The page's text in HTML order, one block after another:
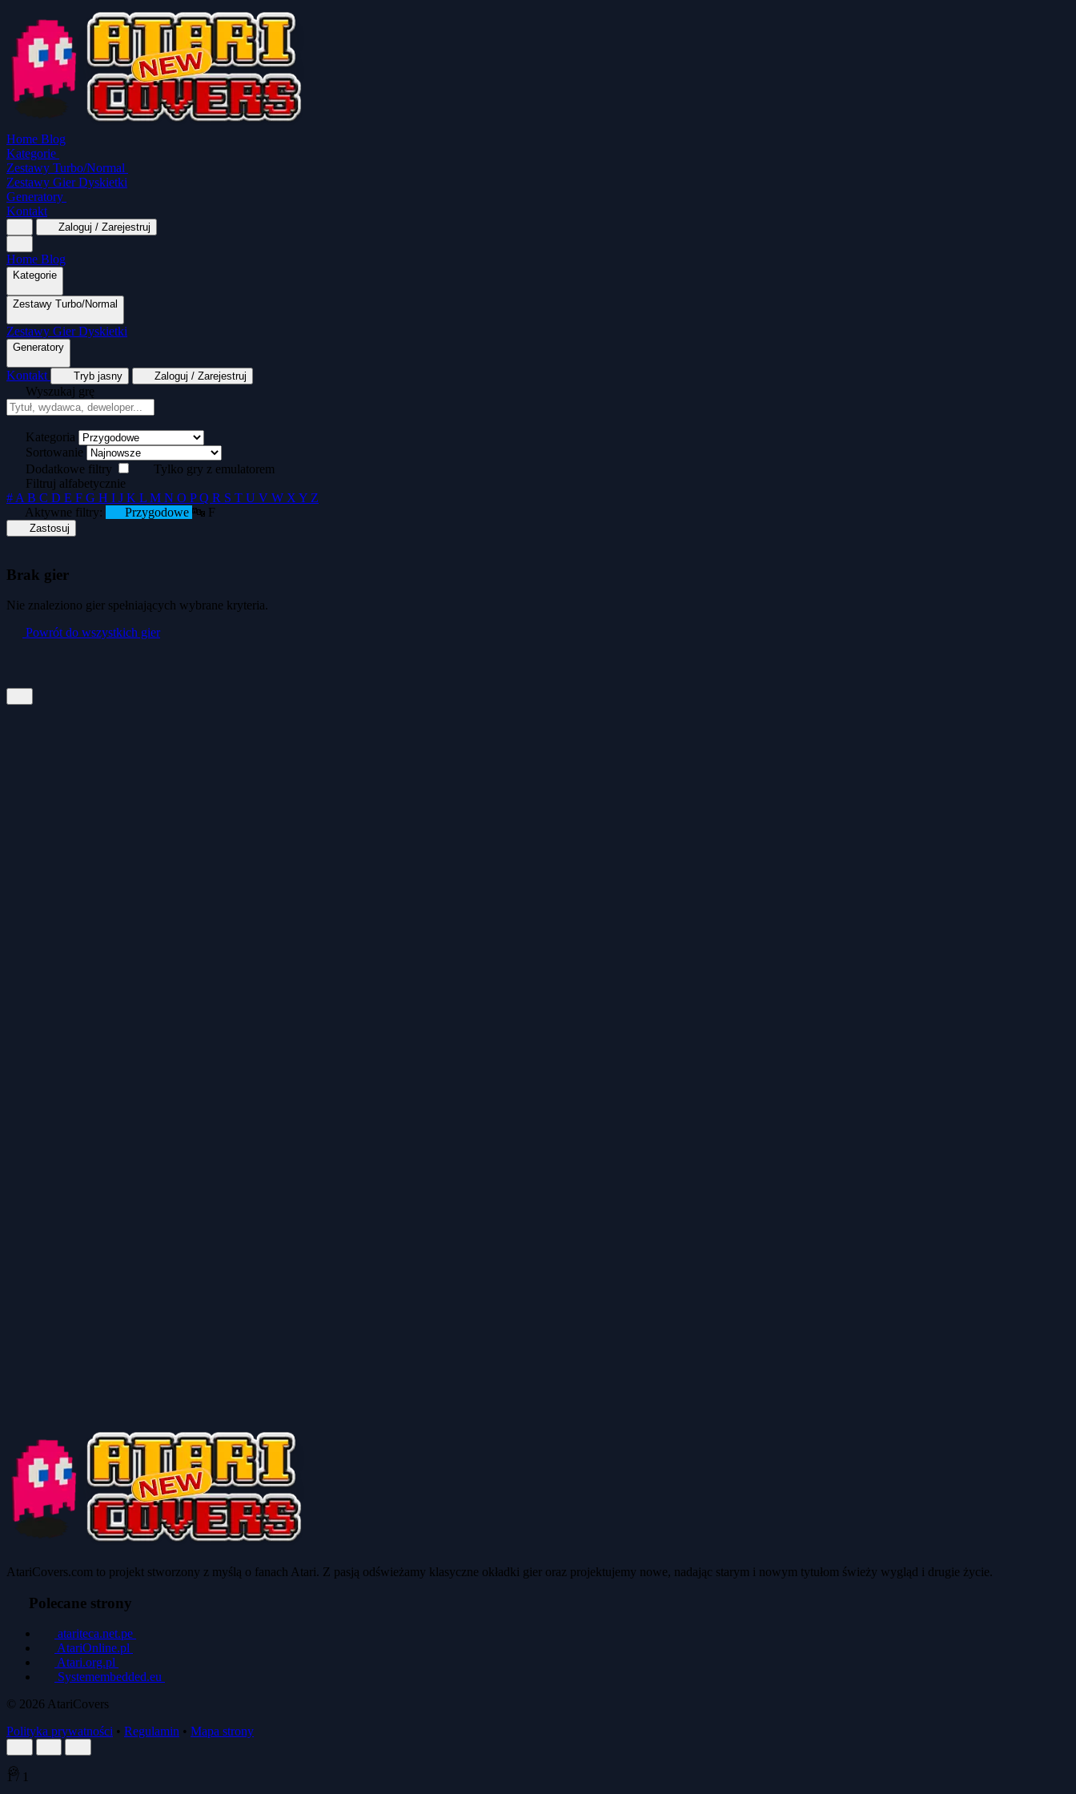
Home Blog
Kategorie
Zestawy Turbo/Normal
Zestawy Gier Dyskietki
Generatory
Kontakt
Zaloguj / Zarejestruj
Home Blog
Kategorie
Wszystkie kategorie
Tekstowe
Zestawy Turbo/Normal
MapaSoft Turbo ROM SparkTurbo 2000
Zestawy Gier Dyskietki
Generatory
Generator kopert dyskietek
Kontakt Tryb jasny Zaloguj / Zarejestruj
Wyszukaj grę
Kategoria
Sortowanie
Dodatkowe filtry
Tylko gry z emulatorem
Filtruj alfabetycznie
# A B C D E F G H I J K L M N O PQ R S T U V W X Y Z
Aktywne filtry:
Przygodowe 🔤 F
Zastosuj
Brak gier
Nie znaleziono gier spełniających wybrane kryteria.
Powrót do wszystkich gier
AtariCovers.com to projekt stworzony z myślą o fanach Atari. Z pasją odświeżamy klasyczne okładki gier oraz projektujemy nowe, nadając starym i nowym tytułom świeży wygląd i drugie życie.
Polecane strony
atariteca.net.pe
AtariOnline.pl
Atari.org.pl
Systemembedded.eu
© 2026 AtariCovers
Polityka prywatności • Regulamin • Mapa strony
1/ 1